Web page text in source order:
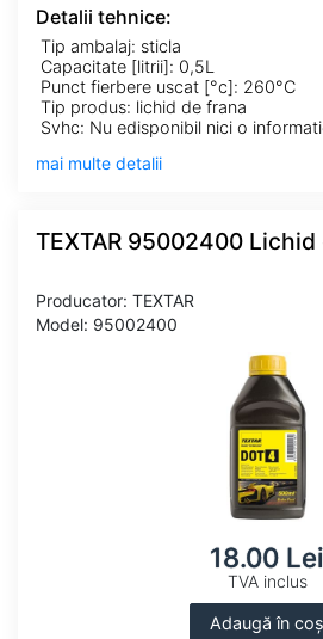
Detalii tehnice:
Tip ambalaj: sticla
Capacitate [litrii]: 0,5L
Punct fierbere uscat [°c]: 260°C
Tip produs: lichid de frana
mai multe detalii
TEXTAR 95002400 Lichid
Producator: TEXTAR
Model: 95002400
18.00 Lei
TVA inclus
Adaugă în coș